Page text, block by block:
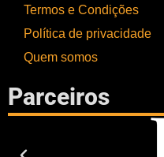
Termos e Condições
Política de privacidade
Quem somos
Parceiros